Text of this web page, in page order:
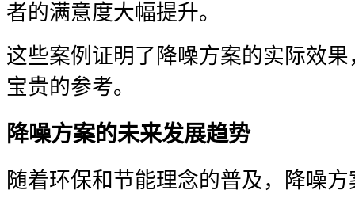
者的满意度大幅提升。
这些案例证明了降噪方案的实际效
宝贵的参考。
降噪方案的未来发展趋势
随着环保和节能理念的普及，降噪